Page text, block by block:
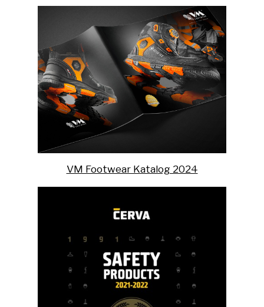
VM Footwear Katalog 2024